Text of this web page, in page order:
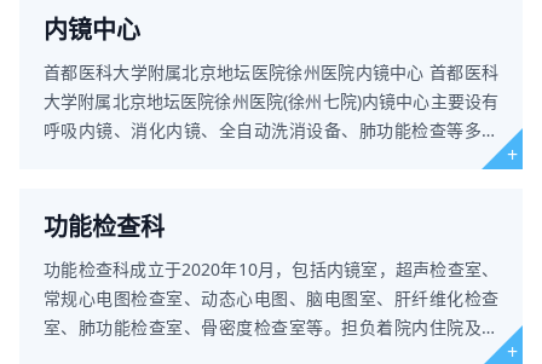
内镜中心
首都医科大学附属北京地坛医院徐州医院内镜中心 首都医科
大学附属北京地坛医院徐州医院(徐州七院)内镜中心主要设有
呼吸内镜、消化内镜、全自动洗消设备、肺功能检查等多个
功能检查科
功能检查科成立于2020年10月，包括内镜室，超声检查室、
常规心电图检查室、动态心电图、脑电图室、肝纤维化检查
室、肺功能检查室、骨密度检查室等。担负着院内住院及门